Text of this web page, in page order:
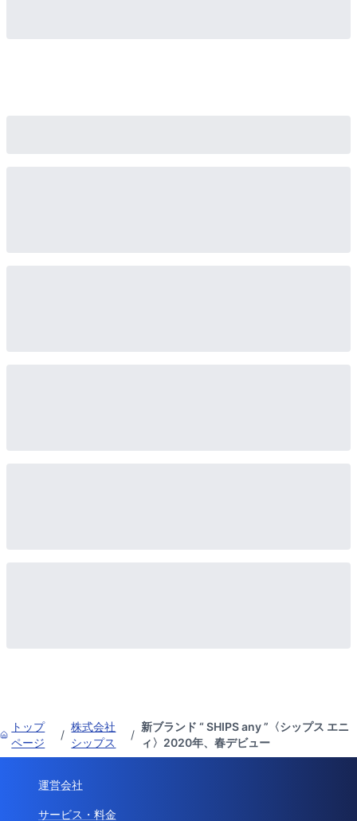
トップ
ページ
/
株式会社
シップス
/
新ブランド “ SHIPS any ”〈シップス エニ
ィ〉2020年、春デビュー
運営会社
サービス・料金